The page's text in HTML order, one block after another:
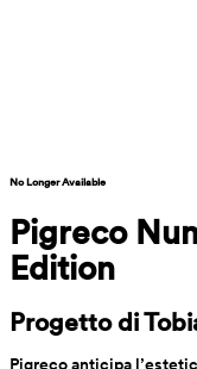
No Longer Available
Pigreco
Edition
Progetto di
Pigreco anticipa